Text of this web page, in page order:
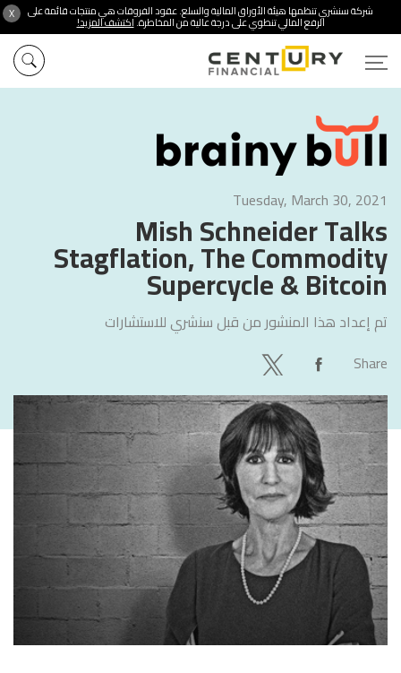
X شركة سنشري تنظمها هيئة الأوراق المالية والسلع. عقود الفروقات هي منتجات قائمة على
الرفع المالي تنطوي على درجة عالية من المخاطرة.اكتشف المزيد!
Tuesday, March 30, 2021
Mish Schneider Talks
Stagflation, The Commodity
Supercycle & Bitcoin
تم إعداد هذا المنشور من قبل سنشري للاستشارات
Share